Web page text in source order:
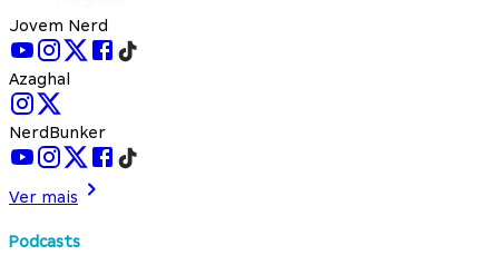
Jovem Nerd
Azaghal
NerdBunker
Ver mais
Podcasts